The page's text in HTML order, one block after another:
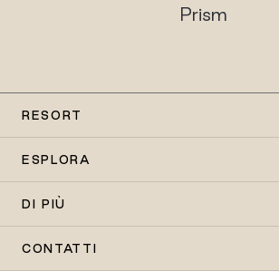
Prism
RESORT
ESPLORA
DI PIÙ
CONTATTI